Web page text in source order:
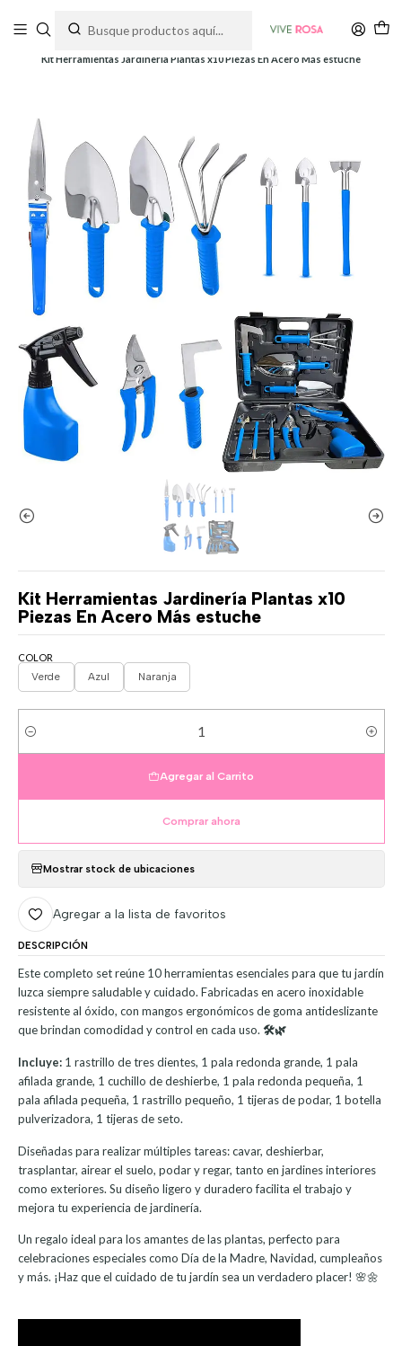
Kit Herramientas Jardinería Plantas x10 Piezas En Acero Más estuche
Kit Herramientas Jardinería Plantas x10
Piezas En Acero Más estuche
COLOR
Verde Azul Naranja
Cantidad
Agregar al Carrito
Comprar ahora
Mostrar stock de ubicaciones
Agregar a la lista de favoritos
DESCRIPCIÓN
Este completo set reúne 10 herramientas esenciales para que tu jardín
luzca siempre saludable y cuidado. Fabricadas en acero inoxidable
resistente al óxido, con mangos ergonómicos de goma antideslizante
que brindan comodidad y control en cada uso. 🛠️🌿
Incluye:1 rastrillo de tres dientes, 1 pala redonda grande, 1 pala
afilada grande, 1 cuchillo de deshierbe, 1 pala redonda pequeña, 1
pala afilada pequeña, 1 rastrillo pequeño, 1 tijeras de podar, 1 botella
pulverizadora, 1 tijeras de seto.
Diseñadas para realizar múltiples tareas: cavar, deshierbar,
trasplantar, airear el suelo, podar y regar, tanto en jardines interiores
como exteriores. Su diseño ligero y duradero facilita el trabajo y
mejora tu experiencia de jardinería.
Un regalo ideal para los amantes de las plantas, perfecto para
celebraciones especiales como Día de la Madre, Navidad, cumpleaños
y más. ¡Haz que el cuidado de tu jardín sea un verdadero placer! 🌸🌼